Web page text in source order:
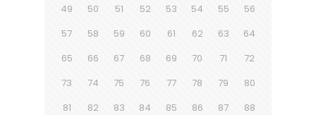
49
50 51 52 53 54 55
56
57
58 59 60 61 62 63
64
65
66 67 68 69 70 71
72
73
74 75 76 77 78 79
80
81
82 83 84 85 86 87
88